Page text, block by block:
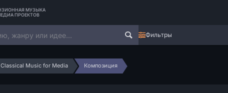
МУЗЫКА
ПРОЕКТОВ
Фильтры
Classical Music for Media Композиция